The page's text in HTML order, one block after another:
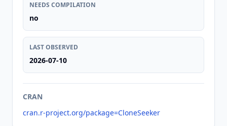
NEEDS COMPILATION
no
LAST OBSERVED
2026-07-10
CRAN
cran.r-project.org/package=CloneSeeker